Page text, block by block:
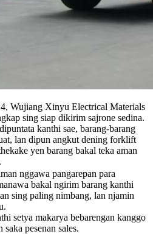
Wujiang Xinyu Electrical Materials
sing siap dikirim sajrone sedina.
kanthi sae, barang-barang
lan dipun angkut dening forklift
yen barang bakal teka aman
nggawa pangarepan para
bakal ngirim barang kanthi
sing paling nimbang, lan njamin
setya makarya bebarengan kanggo
pesenan sales.